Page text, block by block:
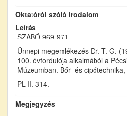
Oktatóról szóló irodalom
Leírás
SZABÓ 969-971.
Ünnepi megemlékezés Dr. T. G.
100. évfordulója alkalmából a
Múzeumban. Bőr- és
PL II. 314.
Megjegyzés